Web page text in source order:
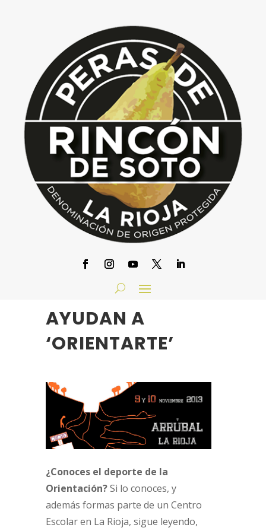
Nov 4, 2013|LA PERA QUE INNOVA
LAS PERAS DE
RINCÓN TE
AYUDAN A
‘ORIENTARTE’
¿Conoces el deporte de la
Orientación?Si lo conoces, y
además formas parte de un Centro
Escolar en La Rioja, sigue leyendo,